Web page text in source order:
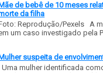
Mãe de bebê de 10 meses
da filha
Reprodução/Pexels A
um caso investigado pela
Mulher suspeita de
Uma mulher identificada